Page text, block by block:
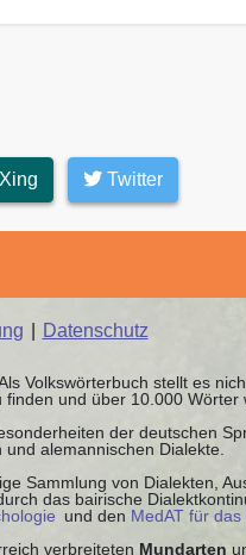
Twitter
Datenschutz
Volkswörterbuch stellt es
und über 10.000 Wörter
der deutschen
alemannischen Dialekte.
Sammlung von Dialekten,
das bairische
und den MedAT für
verbreiteten Mundarten